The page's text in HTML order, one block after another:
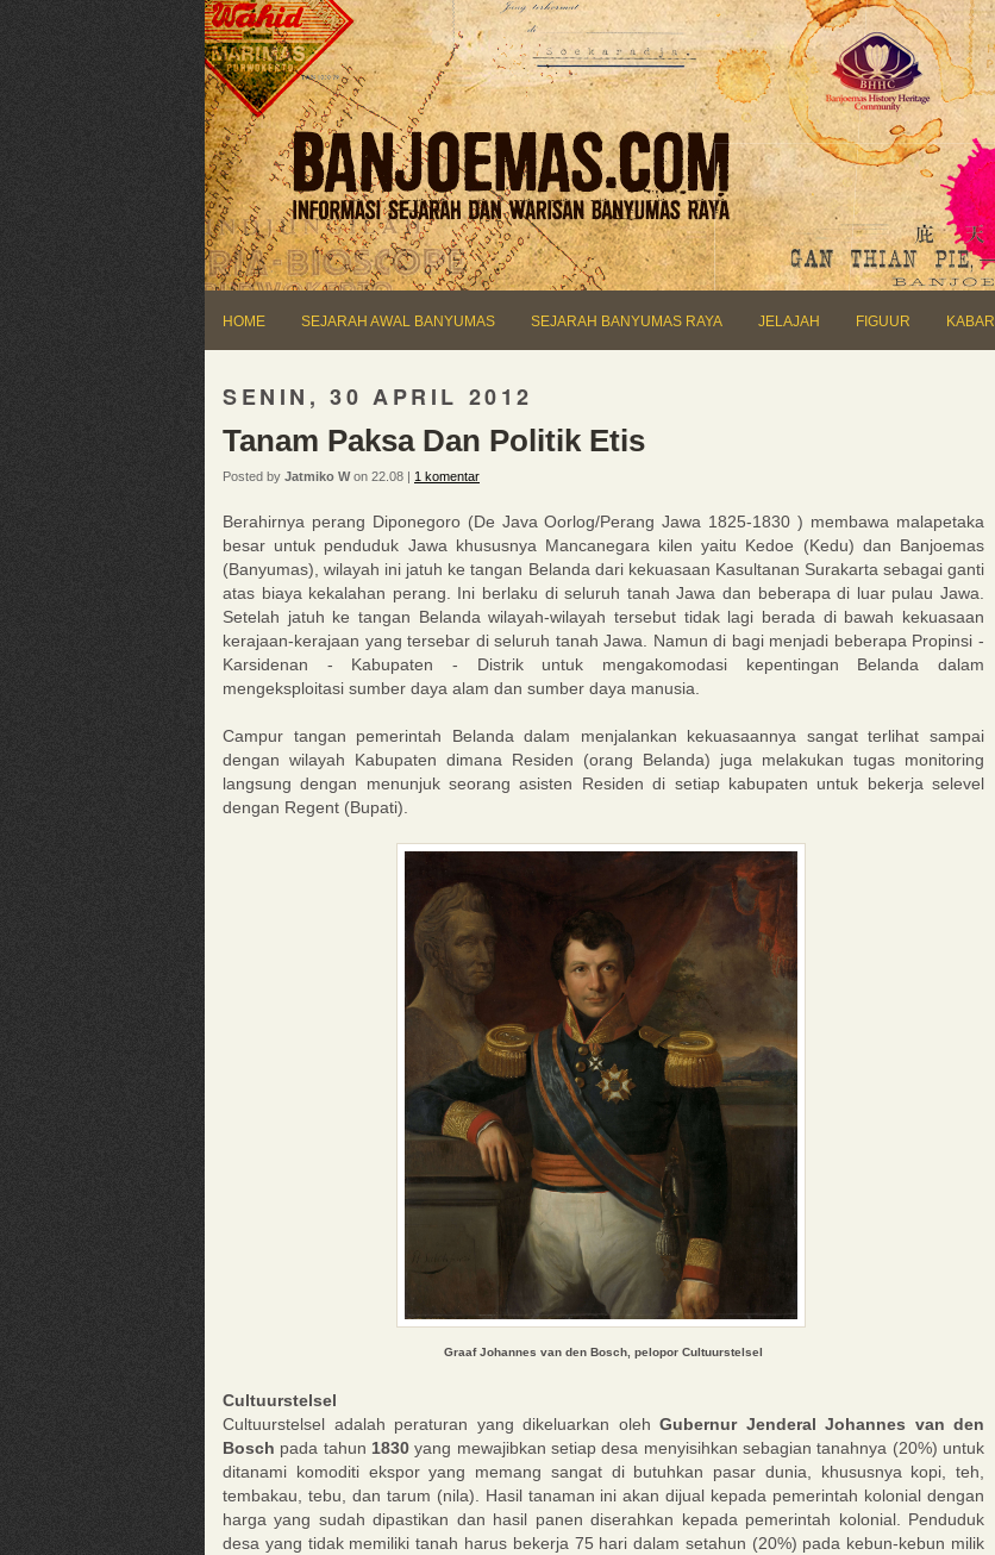
HOME SEJARAH AWAL BANYUMAS SEJARAH BANYUMAS RAYA JELAJAH FIGUUR KABAR
SENIN, 30 APRIL 2012
Tanam Paksa Dan Politik Etis
Posted by Jatmiko Won 22.08 | 1 komentar
Berahirnya perang Diponegoro (De Java Oorlog/Perang Jawa 1825-1830 ) membawa malapetaka
besar untuk penduduk Jawa khususnya Mancanegara kilen yaitu Kedoe (Kedu) dan Banjoemas
(Banyumas), wilayah ini jatuh ke tangan Belanda dari kekuasaan Kasultanan Surakarta sebagai ganti
atas biaya kekalahan perang. Ini berlaku di seluruh tanah Jawa dan beberapa di luar pulau Jawa.
Setelah jatuh ke tangan Belanda wilayah-wilayah tersebut tidak lagi berada di bawah kekuasaan
kerajaan-kerajaan yang tersebar di seluruh tanah Jawa. Namun di bagi menjadi beberapa Propinsi -
Karsidenan - Kabupaten - Distrik untuk mengakomodasi kepentingan Belanda dalam
mengeksploitasi sumber daya alam dan sumber daya manusia.
Campur tangan pemerintah Belanda dalam menjalankan kekuasaannya sangat terlihat sampai
dengan wilayah Kabupaten dimana Residen (orang Belanda) juga melakukan tugas monitoring
langsung dengan menunjuk seorang asisten Residen di setiap kabupaten untuk bekerja selevel
dengan Regent (Bupati).
Graaf Johannes van den Bosch, pelopor Cultuurstelsel
Cultuurstelsel
Cultuurstelsel adalah peraturan yang dikeluarkan oleh Gubernur Jenderal Johannes van den
Bosch pada tahun 1830 yang mewajibkan setiap desa menyisihkan sebagian tanahnya (20%) untuk
ditanami komoditi ekspor yang memang sangat di butuhkan pasar dunia, khususnya kopi, teh,
tembakau, tebu, dan tarum (nila). Hasil tanaman ini akan dijual kepada pemerintah kolonial dengan
harga yang sudah dipastikan dan hasil panen diserahkan kepada pemerintah kolonial. Penduduk
desa yang tidak memiliki tanah harus bekerja 75 hari dalam setahun (20%) pada kebun-kebun milik